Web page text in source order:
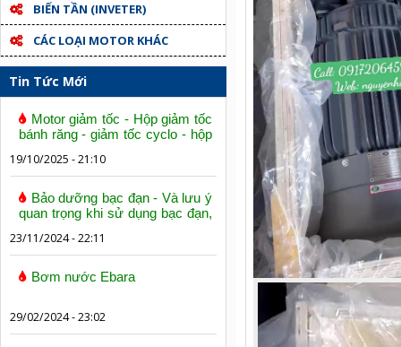
BIẾN TẦN (INVETER)
CÁC LOẠI MOTOR KHÁC
Tin Tức Mới
Motor giảm tốc - Hộp giảm tốc
bánh răng - giảm tốc cyclo - hộp
19/10/2025 - 21:10
Bảo dưỡng bạc đạn - Và lưu ý
quan trọng khi sử dụng bạc đạn,
23/11/2024 - 22:11
Bơm nước Ebara
29/02/2024 - 23:02